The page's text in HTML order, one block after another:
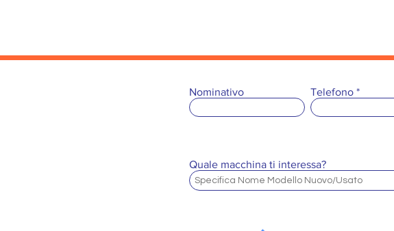
Nominativo Telefono
Quale macchina ti interessa?